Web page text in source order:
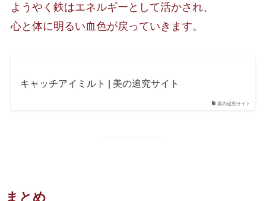
ようやく鉄はエネルギーとして活かされ、
心と体に明るい血色が戻っていきます。
美の追究サイト
キャッチアイミルト | 美の追究サイト
まとめ